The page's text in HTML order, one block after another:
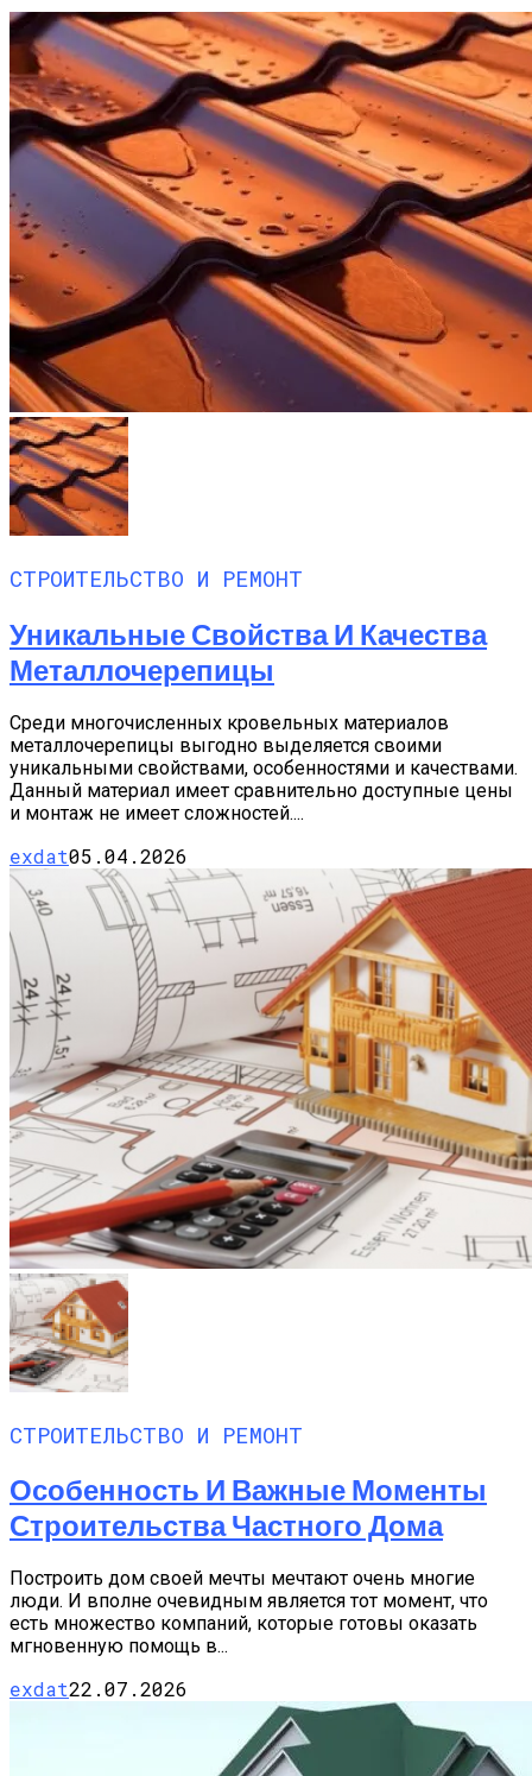
СТРОИТЕЛЬСТВО И РЕМОНТ
Уникальные Свойства И Качества
Металлочерепицы
Среди многочисленных кровельных материалов
металлочерепицы выгодно выделяется своими
уникальными свойствами, особенностями и качествами.
Данный материал имеет сравнительно доступные цены
и монтаж не имеет сложностей....
exdat05.04.2026
СТРОИТЕЛЬСТВО И РЕМОНТ
Особенность И Важные Моменты
Строительства Частного Дома
Построить дом своей мечты мечтают очень многие
люди. И вполне очевидным является тот момент, что
есть множество компаний, которые готовы оказать
мгновенную помощь в...
exdat22.07.2026